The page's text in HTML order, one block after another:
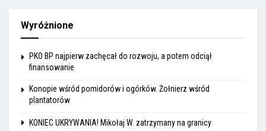
Wyróżnione
PKO BP najpierw zachęcał do rozwoju, a potem odciął
finansowanie
Konopie wśród pomidorów i ogórków. Żołnierz wśród
plantatorów
KONIEC UKRYWANIA! Mikołaj W. zatrzymany na granicy